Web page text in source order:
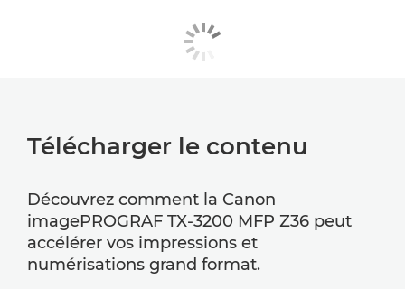
Télécharger le contenu
Découvrez comment la Canon
imagePROGRAF TX-3200 MFP Z36 peut
accélérer vos impressions et
numérisations grand format.